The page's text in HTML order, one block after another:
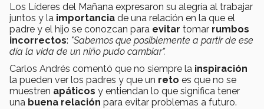
Los Líderes del Mañana expresaron su alegría al trabajar
juntos y la importancia de una relación en la que el
padre y el hijo se conozcan para evitar tomar rumbos
incorrectos: "Sabemos que posiblemente a partir de ese
día la vida de un niño pudo cambiar”.
Carlos Andrés comentó que no siempre la inspiración
la pueden ver los padres y que un reto es que no se
muestren apáticos y entiendan lo que significa tener
una buena relación para evitar problemas a futuro.